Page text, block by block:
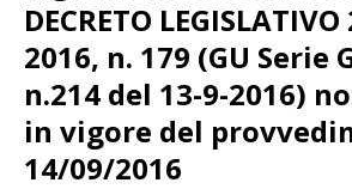
DECRETO
2016, n. 179 (GU Serie
n.214 del 13-9-2016)
in vigore del
14/09/2016